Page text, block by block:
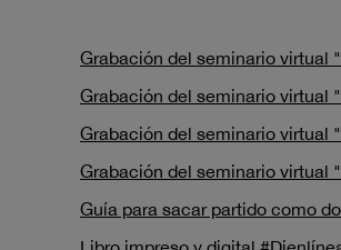
Grabación del seminario virtual
Grabación del seminario virtual
Grabación del seminario virtual
Grabación del seminario virtual
Guía para sacar partido como